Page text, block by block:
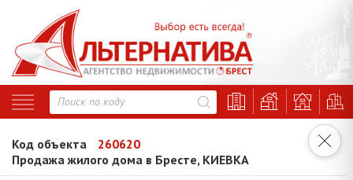
Код объекта
260620
Продажа жилого дома в Бресте, КИЕВКА